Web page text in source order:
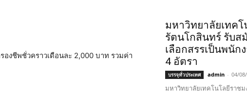
งชีพชั่วคราวเดือนละ 2,000 บาท รวมค่า
มหาวิทยาลัยเทค
รัตนโกสินทร์ รับส
เลือกสรรเป็นพนัก
4 อัตรา
บรรจุทั่วประเทศ admin - 04/
มหาวิทยาลัยเทคโนโลยีราช